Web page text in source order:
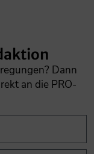
Dann
an die PRO-